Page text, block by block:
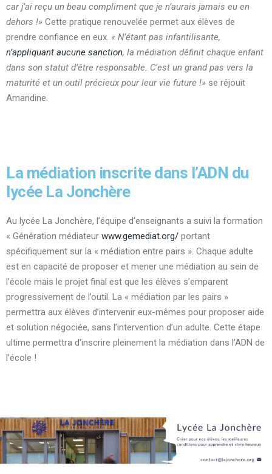
car j’ai reçu un beau compliment que je n’aurais jamais eu en
dehors !» Cette pratique renouvelée permet aux élèves de
prendre confiance en eux. « N’étant pas infantilisante,
n’appliquant aucune sanction, la médiation définit chaque enfant
dans son statut d’être responsable. C’est un grand pas vers la
maturité et un outil précieux pour leur vie future !» se réjouit
Amandine.
La médiation inscrite dans l’ADN du
lycée La Jonchère
Au lycée La Jonchère, l’équipe d’enseignants a suivi la formation
« Génération médiateur www.gemediat.org/ portant
spécifiquement sur la « médiation entre pairs ». Chaque adulte
est en capacité de proposer et mener une médiation au sein de
l’école mais le projet final est que les élèves s’emparent
progressivement de l’outil. La « médiation par les pairs »
permettra aux élèves d’intervenir eux-mêmes pour proposer aide
et solution négociée, sans l’intervention d’un adulte. Cette étape
ultime permettra d’inscrire pleinement la médiation dans l’ADN de
l’école !